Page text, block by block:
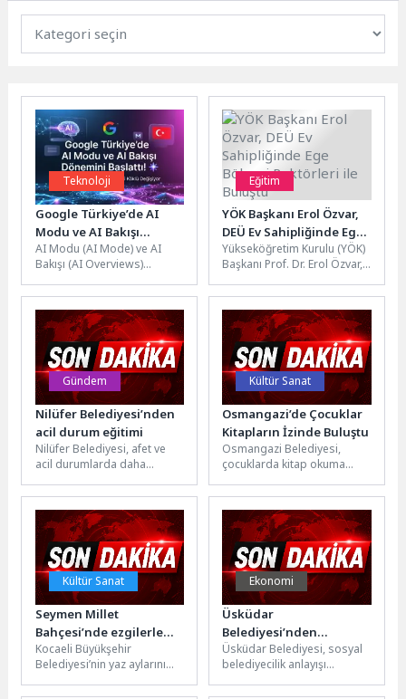
Teknoloji
Google Türkiye’de AI
Modu ve AI Bakışı
Dönemini Başlattı!
AI Modu (AI Mode) ve AI
Bakışı (AI Overviews)
kullanıcılara kademeli olarak
açtı....
Eğitim
YÖK Başkanı Erol Özvar,
DEÜ Ev Sahipliğinde Ege
Bölgesi Rektörleri ile
Buluştu
Yükseköğretim Kurulu (YÖK)
Başkanı Prof. Dr. Erol Özvar,
(DEÜ) Rektörü Prof. Dr....
Gündem
Nilüfer Belediyesi’nden
acil durum eğitimi
Nilüfer Belediyesi, afet ve
acil durumlarda daha
personeline yönelik eğitim
verdi.Nilüfer İlçe Afet ve...
Kültür Sanat
Osmangazi’de Çocuklar
Kitapların İzinde Buluştu
Osmangazi Belediyesi,
çocuklarda kitap okuma
onları doğayla iç içe kültürel
etkinliklerle buluşturmak...
Kültür Sanat
Seymen Millet
Bahçesi’nde ezgilerle
dolu yaz akşamı
Kocaeli Büyükşehir
Belediyesi’nin yaz aylarını
Selamlama Konserleri ile
Ekonomi
Üsküdar
Belediyesi’nden
Çocukların Bayram
Sevincine 1500 Liralık
Kıyafet Desteği
Üsküdar Belediyesi, sosyal
belediyecilik anlayışı
Bayramı öncesinde ihtiyaç